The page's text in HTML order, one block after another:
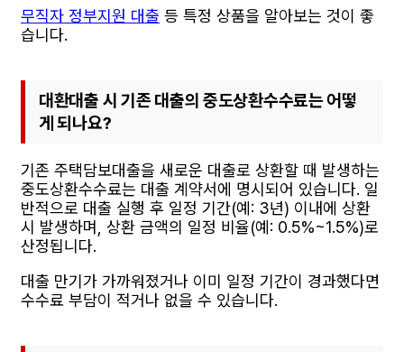
무직자 정부지원 대출 등 특정 상품을 알아보는 것이 좋
습니다.
대환대출 시 기존 대출의 중도상환수수료는 어떻
게 되나요?
기존 주택담보대출을 새로운 대출로 상환할 때 발생하는
중도상환수수료는 대출 계약서에 명시되어 있습니다. 일
반적으로 대출 실행 후 일정 기간(예: 3년) 이내에 상환
시 발생하며, 상환 금액의 일정 비율(예: 0.5%~1.5%)로
산정됩니다.
대출 만기가 가까워졌거나 이미 일정 기간이 경과했다면
수수료 부담이 적거나 없을 수 있습니다.